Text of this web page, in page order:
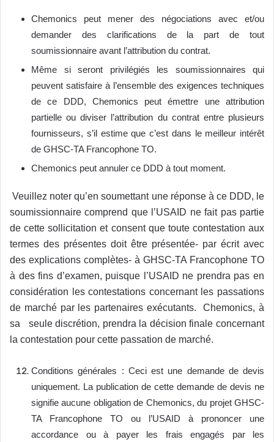
Chemonics peut mener des négociations avec et/ou
demander des clarifications de la part de tout
soumissionnaire avant l’attribution du contrat.
Même si seront privilégiés les soumissionnaires qui
peuvent satisfaire à l’ensemble des exigences techniques
de ce DDD, Chemonics peut émettre une attribution
partielle ou diviser l’attribution du contrat entre plusieurs
fournisseurs, s’il estime que c’est dans le meilleur intérêt
de GHSC-TA Francophone TO.
Chemonics peut annuler ce DDD à tout moment.
Veuillez noter qu’en soumettant une réponse à ce DDD, le
soumissionnaire comprend que l’USAID ne fait pas partie
de cette sollicitation et consent que toute contestation aux
termes des présentes doit être présentée- par écrit avec
des explications complètes- à GHSC-TA Francophone TO
à des fins d’examen, puisque l’USAID ne prendra pas en
considération les contestations concernant les passations
de marché par les partenaires exécutants. Chemonics, à
sa seule discrétion, prendra la décision finale concernant
la contestation pour cette passation de marché.
Conditions générales : Ceci est une demande de devis
uniquement. La publication de cette demande de devis ne
signifie aucune obligation de Chemonics, du projet GHSC-
TA Francophone TO ou l’USAID à prononcer une
accordance ou à payer les frais engagés par les